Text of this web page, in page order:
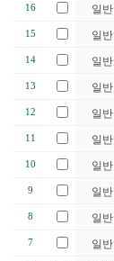
16 일반
15 일반
14 일반
13 일반
12 일반
11 일반
10 일반
9 일반
8 일반
7 일반